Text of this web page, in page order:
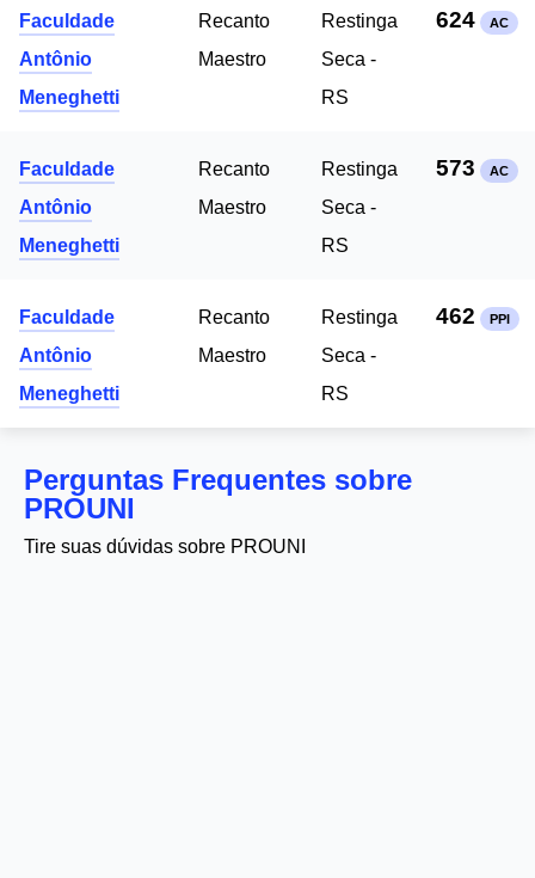
Faculdade
Antônio
Meneghetti
Recanto
Maestro
Restinga
Seca -
RS
624 AC
Faculdade
Antônio
Meneghetti
Recanto
Maestro
Restinga
Seca -
RS
573 AC
Faculdade
Antônio
Meneghetti
Recanto
Maestro
Restinga
Seca -
RS
462 PPI
Perguntas Frequentes sobre
PROUNI
Tire suas dúvidas sobre PROUNI